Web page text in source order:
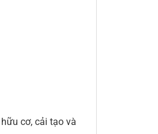
cơ, cải tạo và